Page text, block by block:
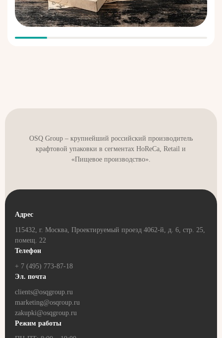
OSQ Group – крупнейший российский производитель
крафтовой упаковки в сегментах HoReCa, Retail и
«Пищевое производство».
Адрес
115432, г. Москва, Проектируемый проезд 4062-й, д. 6, стр. 25,
помещ. 22
Телефон
+ 7 (495) 773-87-18
Эл. почта
clients@osqgroup.ru
marketing@osqroup.ru
zakupki@osqgroup.ru
Режим работы